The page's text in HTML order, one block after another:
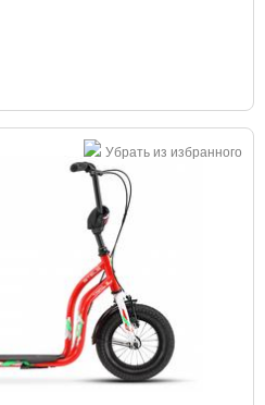
Убрать из избранного